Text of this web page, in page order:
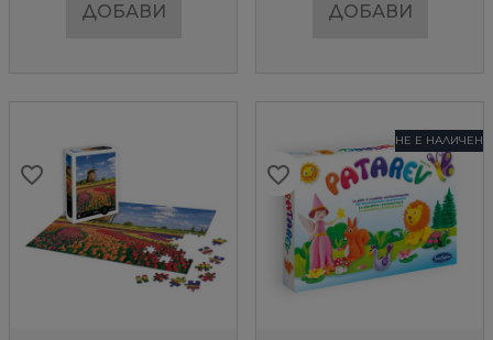
ДОБАВИ ДОБАВИ
favorite_border
favorite_border
favorite_border
favorite_border
favorite_border
favorite_border
favorite_border
НЕ Е НАЛИЧЕН
favorite_border
favorite_border
favorite_border
favorite_border
favorite_border
favorite_border
favorite_border